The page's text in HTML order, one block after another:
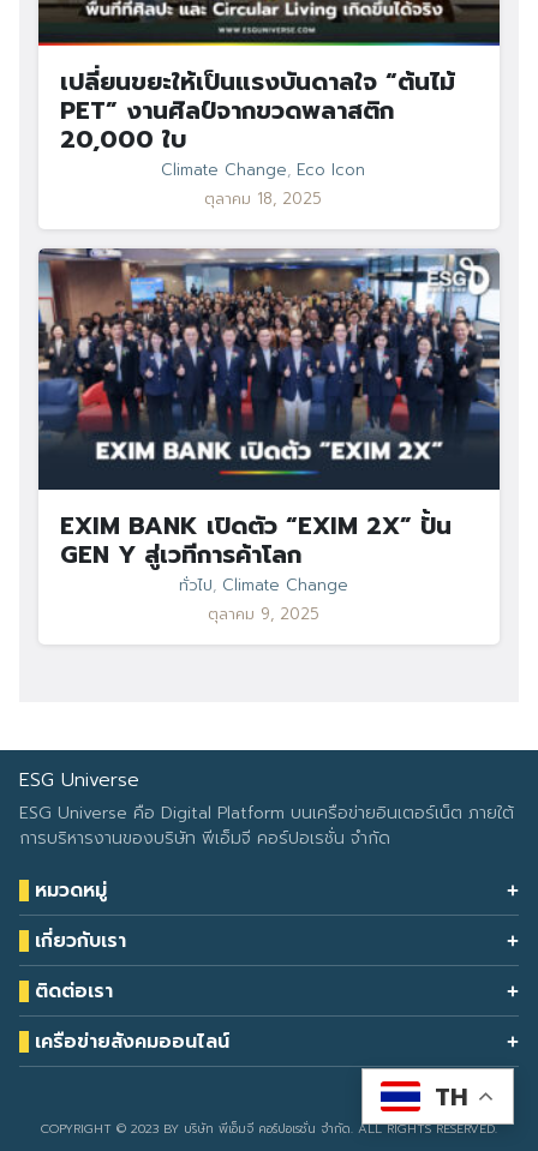
เปลี่ยนขยะให้เป็นแรงบันดาลใจ “ต้นไม้
PET” งานศิลป์จากขวดพลาสติก
20,000 ใบ
Climate Change, Eco Icon
ตุลาคม 18, 2025
EXIM BANK เปิดตัว “EXIM 2X” ปั้น
GEN Y สู่เวทีการค้าโลก
ทั่วไป, Climate Change
ตุลาคม 9, 2025
ESG Universe
ESG Universe คือ Digital Platform บนเครือข่ายอินเตอร์เน็ต ภายใต้
การบริหารงานของบริษัท พีเอ็มจี คอร์ปอเรชั่น จำกัด
หมวดหมู่
Health & Wellness
Eco Icon
ESG Data
Climate Change
ESG Report
เกี่ยวกับเรา
Our Services
About Us
Contact Us
ติดต่อเรา
โทรศัพท์: 090-549-2524
เครือข่ายสังคมออนไลน์
COPYRIGHT © 2023 BY บริษัท พีเอ็มจี คอร์ปอเรชั่น จำกัด. ALL RIGHTS RESERVED.
TH
Developed bysarunyacrop